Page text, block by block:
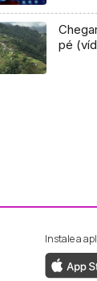
pé
RTP
da
Instale a